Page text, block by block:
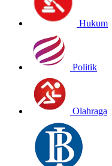
Hukum
Politik
Olahraga